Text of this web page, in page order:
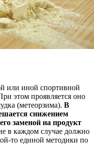
или иной спортивной
этом проявляется оно
(метеорзима). В
снижением
заменой на продукт
в каждом случае должно
то единой методики по